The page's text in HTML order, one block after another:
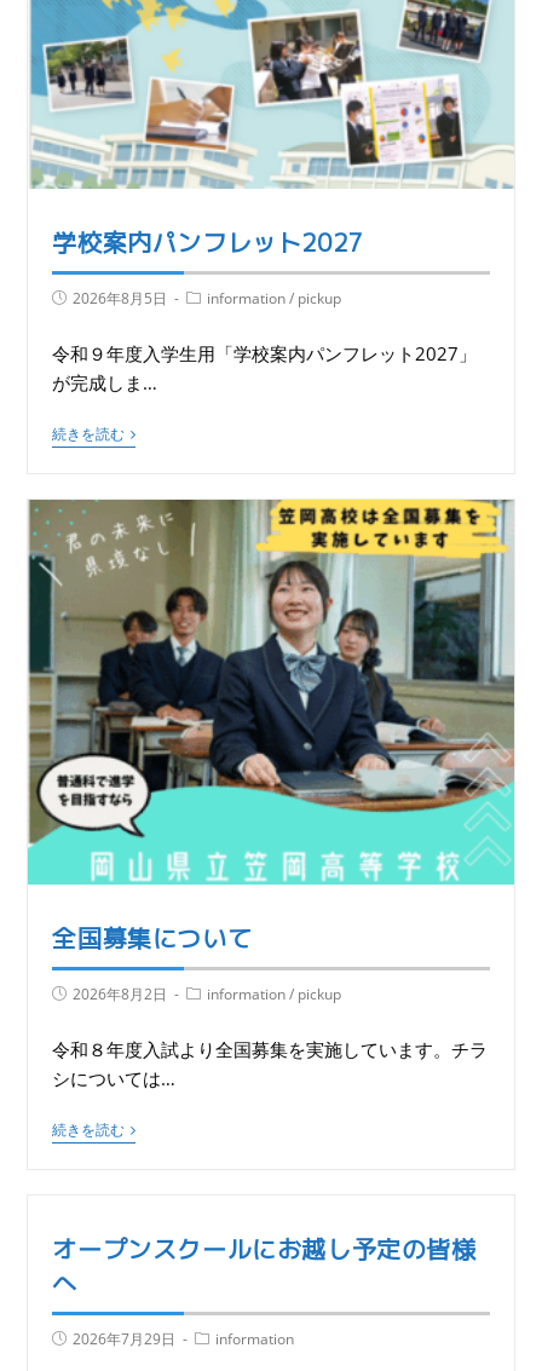
学校案内パンフレット2027
2026年8月5日 information / pickup
令和９年度入学生用「学校案内パンフレット2027」
が完成しま…
続きを読む
全国募集について
2026年8月2日 information / pickup
令和８年度入試より全国募集を実施しています。チラ
シについては…
続きを読む
オープンスクールにお越し予定の皆様
へ
2026年7月29日 information